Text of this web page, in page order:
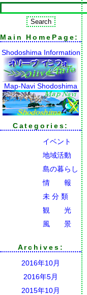
Main HomePage:
Shodoshima Information
Map-Navi Shodoshima
Categories:
イベント
地域活動
島の暮らし
情 報
未 分 類
観 光
風 景
Archives:
2016年10月
2016年5月
2015年10月